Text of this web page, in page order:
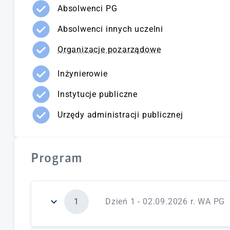
Absolwenci PG
Absolwenci innych uczelni
Organizacje pozarządowe
Inżynierowie
Instytucje publiczne
Urzędy administracji publicznej
Program
1 Dzień 1 - 02.09.2026 r. WA PG
zagadnienia merytoryczne:warsztaty